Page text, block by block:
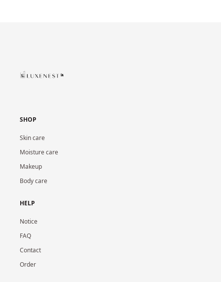
SHOP
Skin care
Moisture care
Makeup
Body care
HELP
Notice
FAQ
Contact
Order